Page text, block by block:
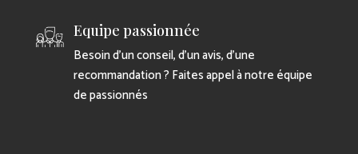
Equipe passionnée
Besoin d’un conseil, d’un avis, d’une
recommandation ? Faites appel à notre équipe
de passionnés